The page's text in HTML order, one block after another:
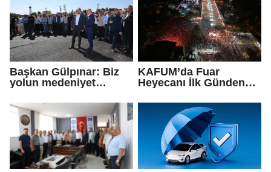
Başkan Gülpınar: Biz
yolun medeniyet
KAFUM’da Fuar
Heyecanı İlk Günden